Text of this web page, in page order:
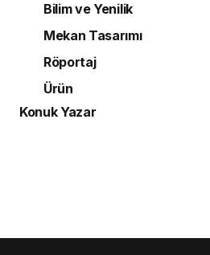
Bilim ve Yenilik
Mekan Tasarımı
Röportaj
Ürün
Konuk Yazar